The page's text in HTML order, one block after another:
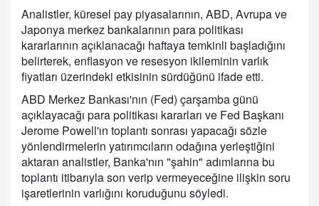
Analistler, küresel pay piyasalarının, ABD, Avrupa ve
Japonya merkez bankalarının para politikası
kararlarının açıklanacağı haftaya temkinli başladığını
belirterek, enflasyon ve resesyon ikileminin varlık
fiyatları üzerindeki etkisinin sürdüğünü ifade etti.
ABD Merkez Bankası'nın (Fed) çarşamba günü
açıklayacağı para politikası kararları ve Fed Başkanı
Jerome Powell'ın toplantı sonrası yapacağı sözle
yönlendirmelerin yatırımcıların odağına yerleştiğini
aktaran analistler, Banka'nın "şahin" adımlarına bu
toplantı itibarıyla son verip vermeyeceğine ilişkin soru
işaretlerinin varlığını koruduğunu söyledi.